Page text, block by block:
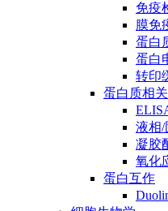
免疫
膜免
蛋白
蛋白
转印
蛋白质相
液相/
凝胶
氧化
蛋白互作